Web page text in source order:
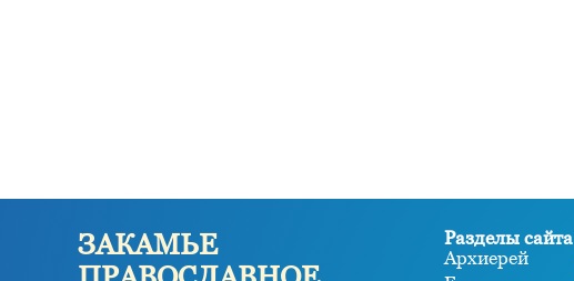
ЗАКАМЬЕ
Разделы сайта
Архиерей